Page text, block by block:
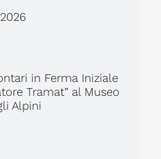
in Ferma Iniziale
Tramat” al Museo
Alpini